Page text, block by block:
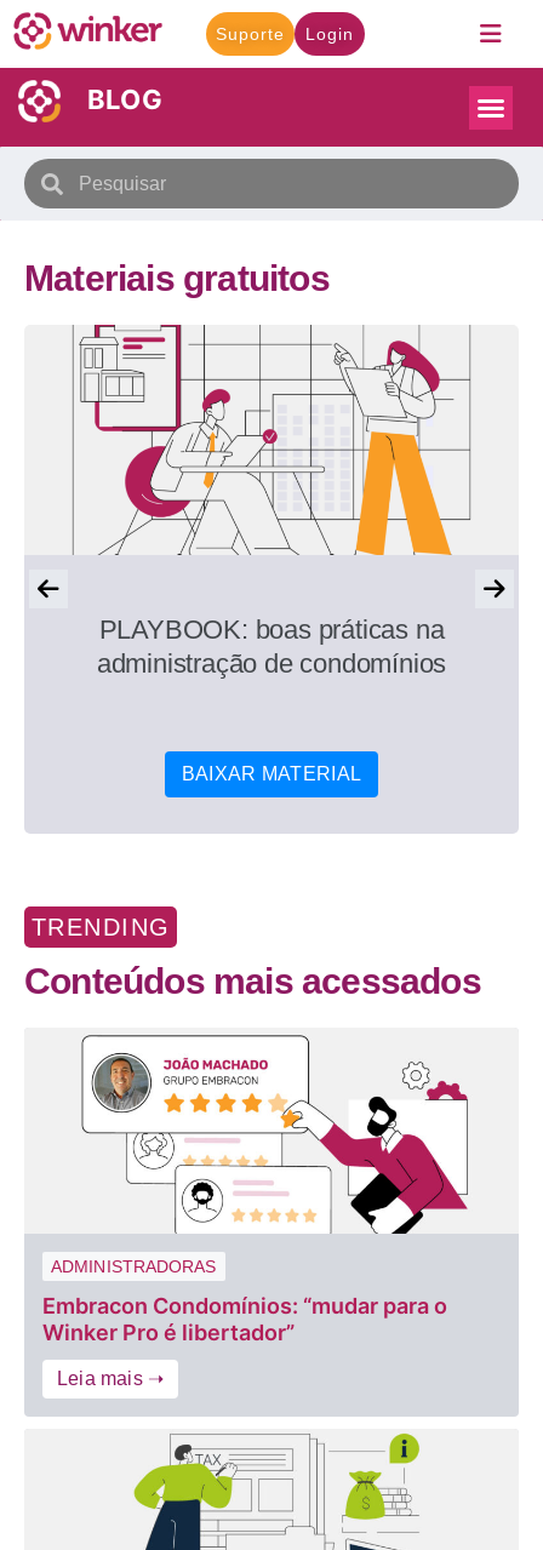
Suporte Login
BLOG
Materiais gratuitos
PLAYBOOK: boas práticas na
administração de condomínios
BAIXAR MATERIAL
TRENDING
Conteúdos mais acessados
ADMINISTRADORAS
Embracon Condomínios: “mudar para o
Winker Pro é libertador”
Leia mais ➝